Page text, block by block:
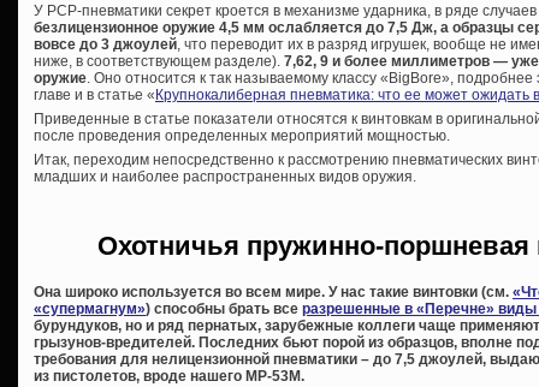
У PCP-пневматики секрет кроется в механизме ударника, в ряде
безлицензионное оружие 4,5 мм ослабляется до 7,5 Дж, а образцы
вовсе до 3 джоулей , что переводит их в разряд игрушек, вообще не
ниже, в соответствующем разделе). 7,62, 9 и более миллиметров —
оружие . Оно относится к так называемому классу «BigBore»,
главе и в статье «Крупнокалиберная пневматика: что ее может ожидать
Приведенные в статье показатели относятся к винтовкам в
после проведения определенных мероприятий мощностью.
Итак, переходим непосредственно к рассмотрению пневматических
младших и наиболее распространенных видов оружия.
Охотничья пружинно-
Она широко используется во всем мире. У нас такие винтовки (см.
«супермагнум») способны брать все разрешенные в «Перечне» виды
бурундуков, но и ряд пернатых, зарубежные коллеги чаще
грызунов-вредителей. Последних бьют порой из образцов, вполне
требования для нелицензионной пневматики – до 7,5 джоулей,
из пистолетов, вроде нашего МР-53М.